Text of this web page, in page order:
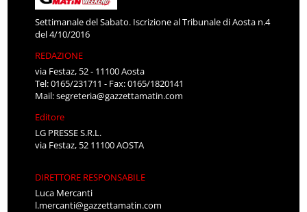
Settimanale del Sabato. Iscrizione al Tribunale di Aosta n.4
del 4/10/2016
REDAZIONE
via Festaz, 52 - 11100 Aosta
Tel: 0165/231711 - Fax: 0165/1820141
Mail:segreteria@gazzettamatin.com
Editore
LG PRESSE S.R.L.
via Festaz, 52 11100 AOSTA
DIRETTORE RESPONSABILE
Luca Mercanti
l.mercanti@gazzettamatin.com